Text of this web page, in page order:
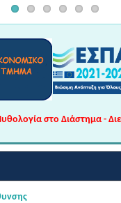
στο Διάστημα -